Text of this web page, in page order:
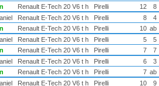
Renault E-Tech 20 V6 t h Pirelli 12 8
Renault E-Tech 20 V6 t h Pirelli 8
4
Renault E-Tech 20 V6 t h Pirelli 10 ab
Renault E-Tech 20 V6 t h Pirelli 5
5
Renault E-Tech 20 V6 t h Pirelli 7 7
Renault E-Tech 20 V6 t h Pirelli 6
3
Renault E-Tech 20 V6 t h Pirelli 7 ab
Renault E-Tech 20 V6 t h Pirelli 10 9